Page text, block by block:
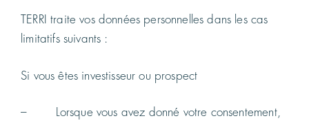
TERRI traite vos données personnelles dans les cas
limitatifs suivants :
Si vous êtes investisseur ou prospect
– Lorsque vous avez donné votre consentement,